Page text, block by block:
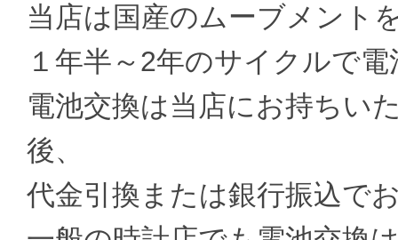
当店は国産のムーブメント
１年半～2年のサイクルで
電池交換は当店にお持ちい
後、
代金引換または銀行振込で